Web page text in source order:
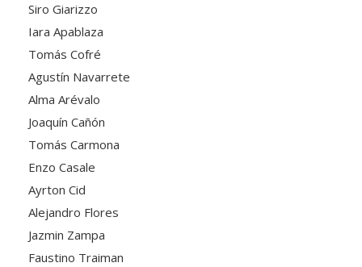
Siro Giarizzo
Iara Apablaza
Tomás Cofré
Agustín Navarrete
Alma Arévalo
Joaquín Cañón
Tomás Carmona
Enzo Casale
Ayrton Cid
Alejandro Flores
Jazmin Zampa
Faustino Traiman